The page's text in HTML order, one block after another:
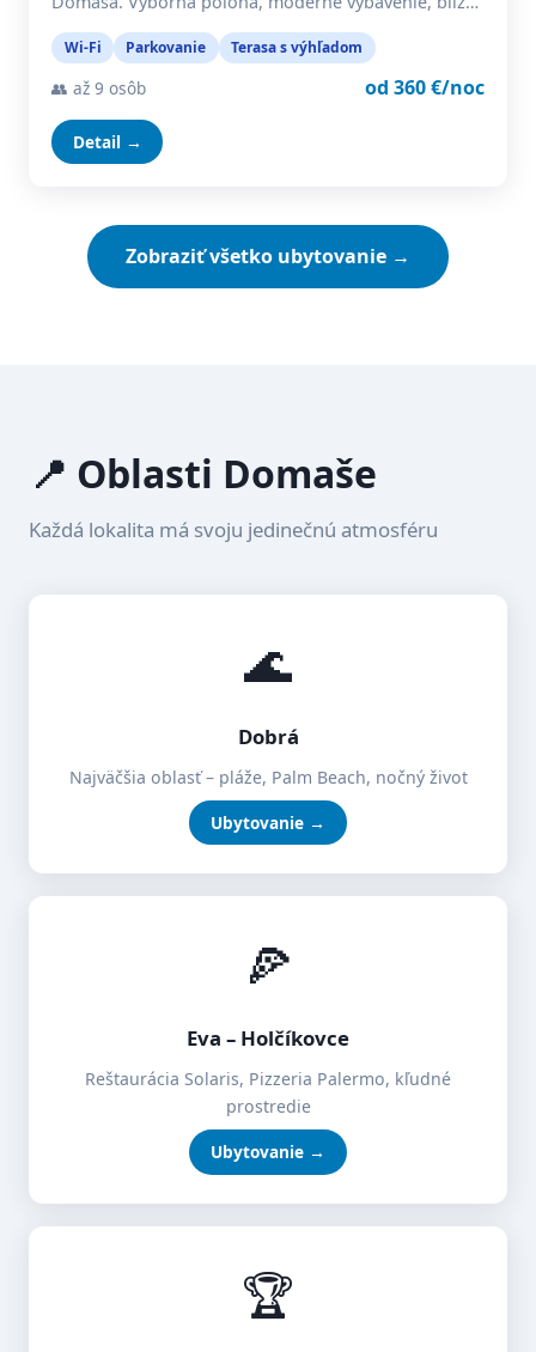
Wi-Fi Parkovanie Terasa s výhľadom
👥 až 9 osôb od 360 €/noc
Detail →
Zobraziť všetko ubytovanie →
📍 Oblasti Domaše
Každá lokalita má svoju jedinečnú atmosféru
🌊
Dobrá
Najväčšia oblasť – pláže, Palm Beach, nočný život
Ubytovanie →
🍕
Eva – Holčíkovce
Reštaurácia Solaris, Pizzeria Palermo, kľudné
prostredie
Ubytovanie →
🏆